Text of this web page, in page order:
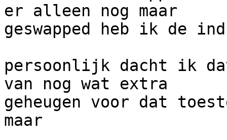
er alleen nog maar
geswapped heb ik de
persoonlijk dacht ik
van nog wat extra
geheugen voor dat
maar